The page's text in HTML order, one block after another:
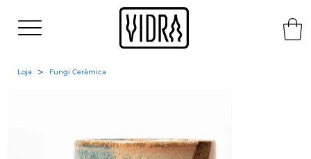
Loja > Fungi Cerâmica